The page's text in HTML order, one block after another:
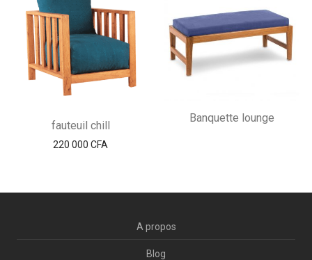
fauteuil chill
220 000 CFA
Banquette lounge
A propos
Blog